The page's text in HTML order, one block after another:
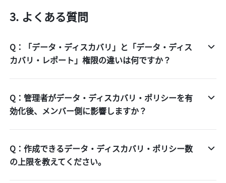
よくある質問
Q：「データ・ディスカバリ」と「データ・ディス
カバリ・レポート」権限の違いは何ですか？
Q：管理者がデータ・ディスカバリ・ポリシーを有
効化後、メンバー側に影響しますか？
Q：作成できるデータ・ディスカバリ・ポリシー数
の上限を教えてください。